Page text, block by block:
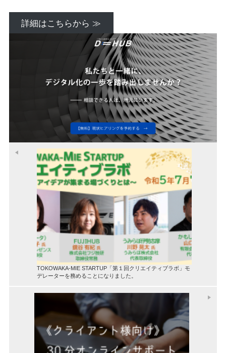
詳細はこちらから ≫
TOKOWAKA-MIE STARTUP「第１回クリエイティブラボ」モ
デレーターを務めることになりました。